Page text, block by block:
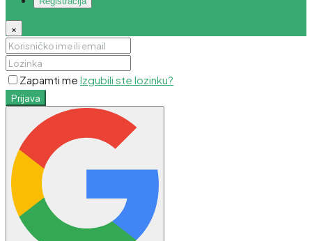
×
Zapamti me Izgubili ste lozinku?
Prijava